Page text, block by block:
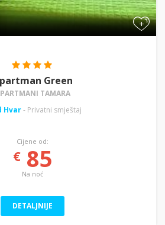
+
Green
TAMARA
Hvar- Privatni smještaj
Cijene od:
€85
Na noć
DETALJNIJE